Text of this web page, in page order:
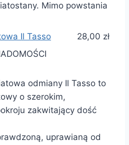
Mimo powstania
Il Tasso
28,00 zł
odmiany Il Tasso to
o szerokim,
zakwitający dość
uprawianą od